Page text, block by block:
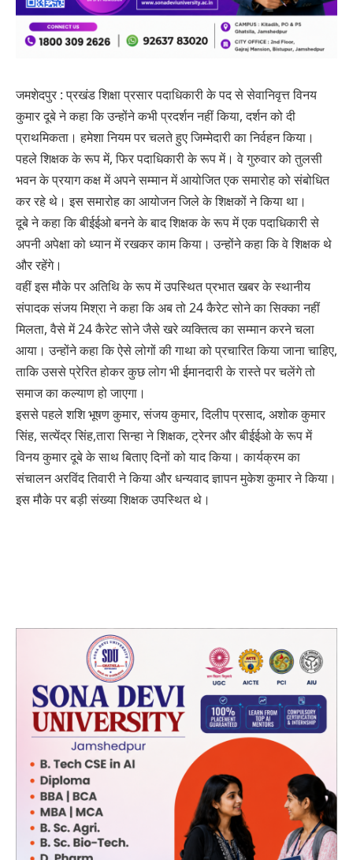
जमशेदपुर : प्रखंड शिक्षा प्रसार पदाधिकारी के पद से सेवानिवृत्त विनय
कुमार दूबे ने कहा कि उन्होंने कभी प्रदर्शन नहीं किया, दर्शन को दी
प्राथमिकता। हमेशा नियम पर चलते हुए जिम्मेदारी का निर्वहन किया।
पहले शिक्षक के रूप में, फिर पदाधिकारी के रूप में। वे गुरुवार को तुलसी
भवन के प्रयाग कक्ष में अपने सम्मान में आयोजित एक समारोह को संबोधित
कर रहे थे। इस समारोह का आयोजन जिले के शिक्षकों ने किया था।
दूबे ने कहा कि बीईईओ बनने के बाद शिक्षक के रूप में एक पदाधिकारी से
अपनी अपेक्षा को ध्यान में रखकर काम किया। उन्होंने कहा कि वे शिक्षक थे
और रहेंगे।
वहीं इस मौके पर अतिथि के रूप में उपस्थित प्रभात खबर के स्थानीय
संपादक संजय मिश्रा ने कहा कि अब तो 24 कैरेट सोने का सिक्का नहीं
मिलता, वैसे में 24 कैरेट सोने जैसे खरे व्यक्तित्व का सम्मान करने चला
आया। उन्होंने कहा कि ऐसे लोगों की गाथा को प्रचारित किया जाना चाहिए,
ताकि उससे प्रेरित होकर कुछ लोग भी ईमानदारी के रास्ते पर चलेंगे तो
समाज का कल्याण हो जाएगा।
इससे पहले शशि भूषण कुमार, संजय कुमार, दिलीप प्रसाद, अशोक कुमार
सिंह, सत्येंद्र सिंह,तारा सिन्हा ने शिक्षक, ट्रेनर और बीईईओ के रूप में
विनय कुमार दूबे के साथ बिताए दिनों को याद किया। कार्यक्रम का
संचालन अरविंद तिवारी ने किया और धन्यवाद ज्ञापन मुकेश कुमार ने किया।
इस मौके पर बड़ी संख्या शिक्षक उपस्थित थे।